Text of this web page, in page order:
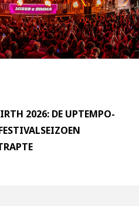
2026: DE UPTEMPO-